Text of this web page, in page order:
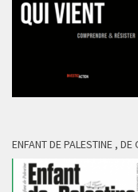
ENFANT DE PALESTINE ,